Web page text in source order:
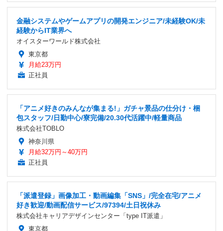
金融システムやゲームアプリの開発エンジニア/未経験OK/未
経験からIT業界へ
オイスターワールド株式会社
東京都
月給23万円
正社員
「アニメ好きのみんなが集まる!」ガチャ景品の仕分け・梱
包スタッフ/日勤中心/寮完備/20.30代活躍中/軽量商品
株式会社TOBLO
神奈川県
月給32万円～40万円
正社員
「派遣登録」画像加工・動画編集「SNS」/完全在宅/アニメ
好き歓迎/動画配信サービス/97394/土日祝休み
株式会社キャリアデザインセンター「type IT派遣」
東京都